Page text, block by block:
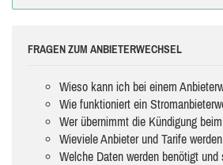
FRAGEN ZUM ANBIETERWECHSEL
Wieso kann ich bei einem
Wie funktioniert ein
Wer übernimmt die Kündigung
Wieviele Anbieter und Tarife
Welche Daten werden benötigt